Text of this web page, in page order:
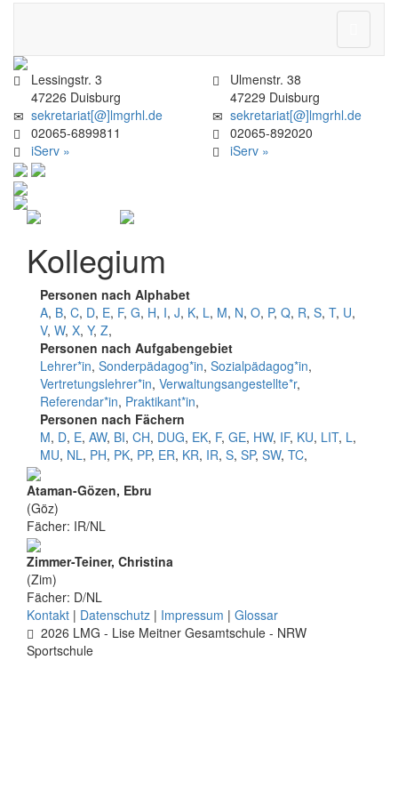
ein-/
Lessingstr. 3
47226 Duisburg
sekretariat[@]lmgrhl.de
02065-6899811
iServ »
Ulmenstr. 38
47229 Duisburg
sekretariat[@]lmgrhl.de
02065-892020
iServ »
Kollegium
Personen nach Alphabet
A, B, C, D, E, F, G, H, I, J, K, L, M, N, O, P, Q, R, S, T, U,
V, W, X, Y, Z,
Personen nach Aufgabengebiet
Lehrer*in, Sonderpädagog*in, Sozialpädagog*in,
Vertretungslehrer*in, Verwaltungsangestellte*r,
Referendar*in, Praktikant*in,
Personen nach Fächern
M, D, E, AW, BI, CH, DUG, EK, F, GE, HW, IF, KU, LIT, L,
MU, NL, PH, PK, PP, ER, KR, IR, S, SP, SW, TC,
Ataman-Gözen, Ebru
(Göz)
Fächer: IR/NL
Zimmer-Teiner, Christina
(Zim)
Fächer: D/NL
Kontakt | Datenschutz | Impressum | Glossar
2026 LMG - Lise Meitner Gesamtschule - NRW
Sportschule